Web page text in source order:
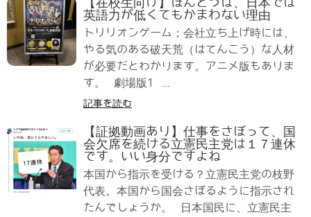
英語力が低くてもかまわない理由
トリリオンゲーム；会社立ち上げ時には、
やる気のある破天荒（はてんこう）な人材
が必要だとわかります。アニメ版もありま
す。 劇場版1 ...
記事を読む
【証拠動画あり】仕事をさぼって、国
会欠席を続ける立憲民主党は１７連休
です。いい身分ですよね
本国から指示を受ける？立憲民主党の枝野
代表。本国から国会さぼるように指示され
たんでしょうか。 日本国民に、立憲民主